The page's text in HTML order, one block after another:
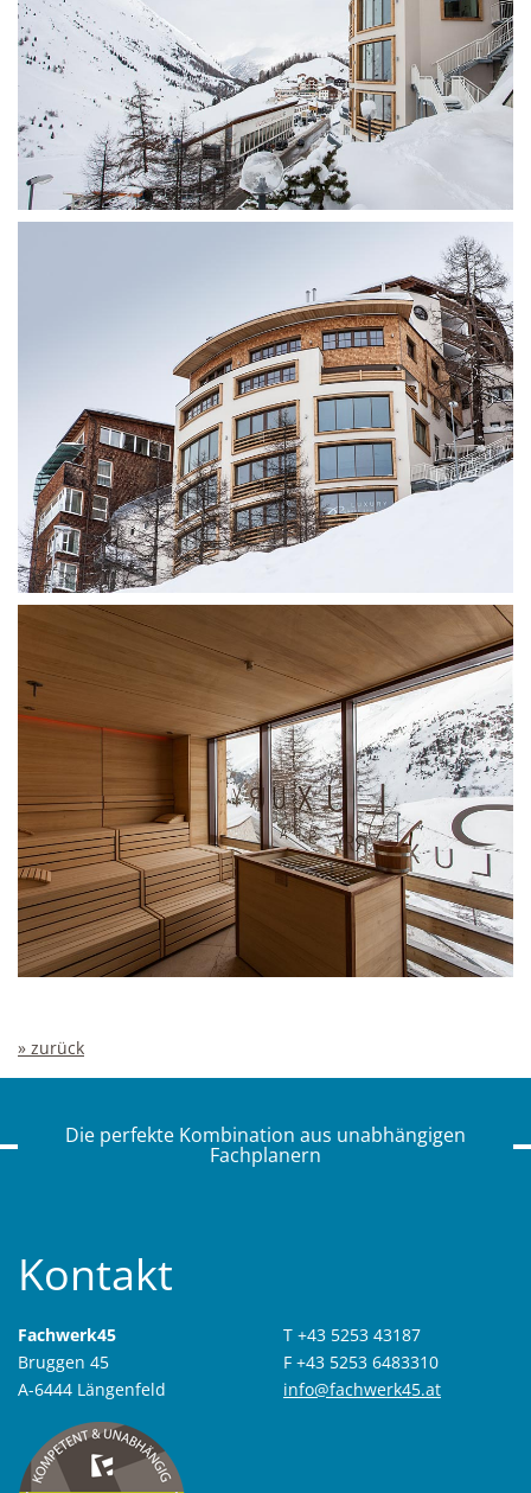
» zurück
Die perfekte Kombination aus unabhängigen
Fachplanern
Kontakt
Fachwerk45
Bruggen 45
A-6444 Längenfeld
T +43 5253 43187
F +43 5253 6483310
info@fachwerk45.at